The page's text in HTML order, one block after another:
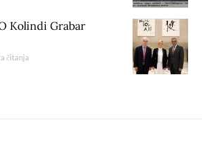
Kolindi Grabar
čitanja